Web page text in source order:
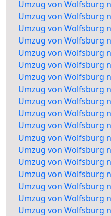
Umzug von Wolfsburg
Umzug von Wolfsburg
Umzug von Wolfsburg
Umzug von Wolfsburg
Umzug von Wolfsburg
Umzug von Wolfsburg
Umzug von Wolfsburg
Umzug von Wolfsburg
Umzug von Wolfsburg
Umzug von Wolfsburg
Umzug von Wolfsburg
Umzug von Wolfsburg
Umzug von Wolfsburg
Umzug von Wolfsburg
Umzug von Wolfsburg
Umzug von Wolfsburg
Umzug von Wolfsburg
Umzug von Wolfsburg